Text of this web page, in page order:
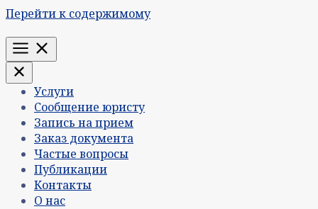
Перейти к содержимому
Меню
Услуги
Сообщение юристу
Запись на прием
Заказ документа
Частые вопросы
Публикации
Контакты
О нас